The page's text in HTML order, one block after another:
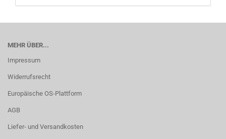
MEHR ÜBER...
Impressum
Widerrufsrecht
Europäische OS-Plattform
AGB
Liefer- und Versandkosten